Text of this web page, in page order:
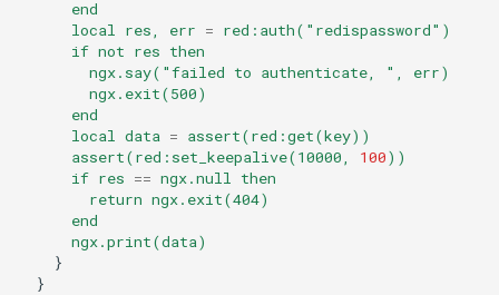
end
local res, err = red:auth("redispassword")
if not res then
ngx.say("failed to authenticate, ",
err)
ngx.exit(500)
end
local data = assert(red:get(key))
assert(red:set_keepalive(10000,
100))
if res == ngx.null then
return ngx.exit(404)
end
ngx.print(data)
}
}